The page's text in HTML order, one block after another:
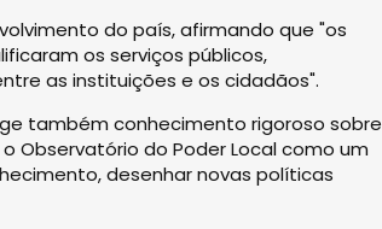
do país, afirmando que "os
os serviços públicos,
as instituições e os cidadãos".
também conhecimento rigoroso sobre
Observatório do Poder Local como um
desenhar novas políticas